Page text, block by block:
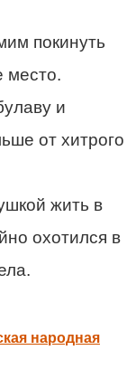
покинуть
место.
и
от хитрого
жить в
охотился в
народная